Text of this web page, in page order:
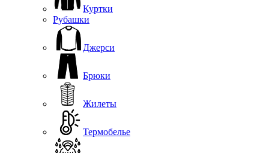
Куртки
Рубашки
Джерси
Брюки
Жилеты
Термобелье